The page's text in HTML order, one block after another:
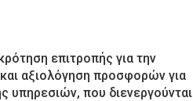
επιτροπής για την
αξιολόγηση προσφορών για
υπηρεσιών, που διενεργούνται